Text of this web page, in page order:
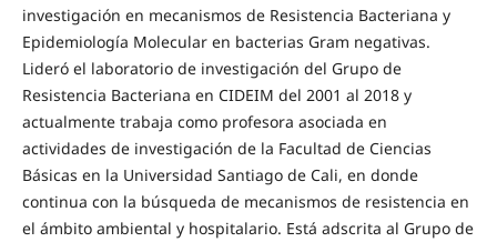
investigación en mecanismos de Resistencia Bacteriana y
Epidemiología Molecular en bacterias Gram negativas.
Lideró el laboratorio de investigación del Grupo de
Resistencia Bacteriana en CIDEIM del 2001 al 2018 y
actualmente trabaja como profesora asociada en
actividades de investigación de la Facultad de Ciencias
Básicas en la Universidad Santiago de Cali, en donde
continua con la búsqueda de mecanismos de resistencia en
el ámbito ambiental y hospitalario. Está adscrita al Grupo de